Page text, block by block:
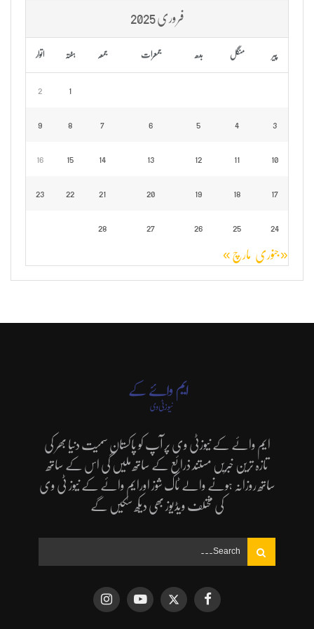
فروری 2025
پیر منگل بدھ جمعرات جمعہ ہفتہ اتوار
1
2
3
4
5
6
7
8
9
10
11
12
13
14
15
16
17
18
19
20
21
22
23
24
25
26
27
28
« جنوری مارچ »
ایم وائے کے نیوزٹی وی پر آپ کو پاکستان سمیت دنیا بھر کی
تازہ ترین خبریں مستند ذرائع کے ساتھ ملیں گی اس کے ساتھ
ساتھ روزانہ ہونے والے ٹاک شوز اورایم وائے کے نیوز ٹی وی
کی مختلف ویڈیوز بھی دیکھ سکیں گے